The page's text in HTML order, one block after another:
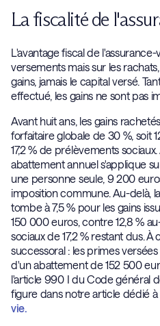
La fiscalité de
L'avantage fiscal de
versements mais sur les
gains, jamais le capital versé.
effectué, les gains ne sont pas
Avant huit ans, les gains
forfaitaire globale de 30 %, soit
17,2 % de prélèvements
abattement annuel s'applique
une personne seule, 9 200
imposition commune. Au-delà,
tombe à 7,5 % pour les gains
150 000 euros, contre 12,8 %
sociaux de 17,2 % restant dus. À
successoral : les primes
d'un abattement de 152 500
l'article 990 I du Code général
figure dans notre article dédié à
vie.